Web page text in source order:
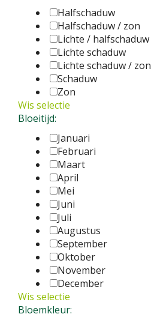
Halfschaduw
Halfschaduw / zon
Lichte / halfschaduw
Lichte schaduw
Lichte schaduw / zon
Schaduw
Zon
Wis selectie
Bloeitijd:
Januari
Februari
Maart
April
Mei
Juni
Juli
Augustus
September
Oktober
November
December
Wis selectie
Bloemkleur: